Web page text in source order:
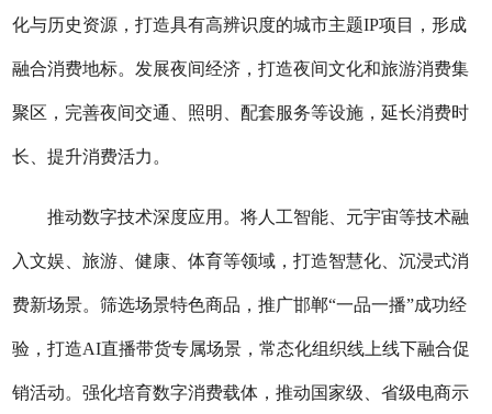
化与历史资源，打造具有高辨识度的城市主题IP项目，形成
融合消费地标。发展夜间经济，打造夜间文化和旅游消费集
聚区，完善夜间交通、照明、配套服务等设施，延长消费时
长、提升消费活力。
推动数字技术深度应用。将人工智能、元宇宙等技术融
入文娱、旅游、健康、体育等领域，打造智慧化、沉浸式消
费新场景。筛选场景特色商品，推广邯郸“一品一播”成功经
验，打造AI直播带货专属场景，常态化组织线上线下融合促
销活动。强化培育数字消费载体，推动国家级、省级电商示